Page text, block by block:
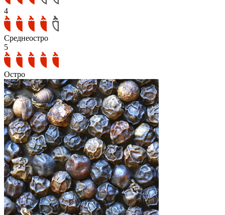
4
Среднеостро
5
Остро